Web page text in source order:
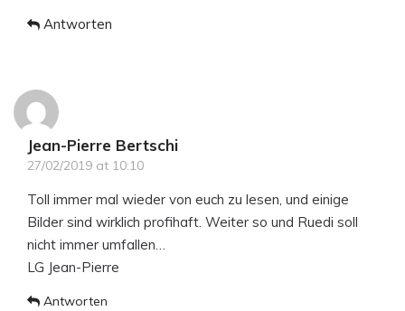
Antworten
Jean-Pierre Bertschi
27/02/2019 at 10:10
Toll immer mal wieder von euch zu lesen, und einige
Bilder sind wirklich profihaft. Weiter so und Ruedi soll
nicht immer umfallen…
LG Jean-Pierre
Antworten